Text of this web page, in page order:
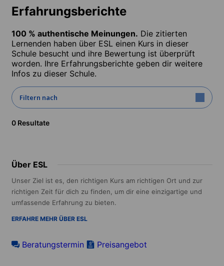
Erfahrungsberichte
100 % authentische Meinungen. Die zitierten
Lernenden haben über ESL einen Kurs in dieser
Schule besucht und ihre Bewertung ist überprüft
worden. Ihre Erfahrungsberichte geben dir weitere
Infos zu dieser Schule.
Filtern nach
0 Resultate
Über ESL
Unser Ziel ist es, den richtigen Kurs am richtigen Ort und zur
richtigen Zeit für dich zu finden, um dir eine einzigartige und
umfassende Erfahrung zu bieten.
ERFAHRE MEHR ÜBER ESL
Beratungstermin Preisangebot